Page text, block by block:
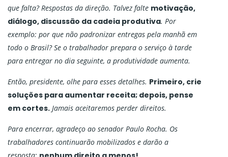
que falta? Respostas da direção. Talvez falte motivação,
diálogo, discussão da cadeia produtiva. Por
exemplo: por que não padronizar entregas pela manhã em
todo o Brasil? Se o trabalhador prepara o serviço à tarde
para entregar no dia seguinte, a produtividade aumenta.
Então, presidente, olhe para esses detalhes. Primeiro, crie
soluções para aumentar receita; depois, pense
em cortes. Jamais aceitaremos perder direitos.
Para encerrar, agradeço ao senador Paulo Rocha. Os
trabalhadores continuarão mobilizados e darão a